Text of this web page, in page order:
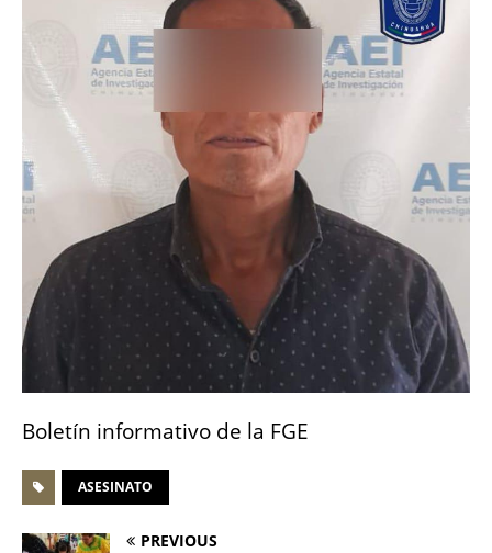
Boletín informativo de la FGE
ASESINATO
PREVIOUS